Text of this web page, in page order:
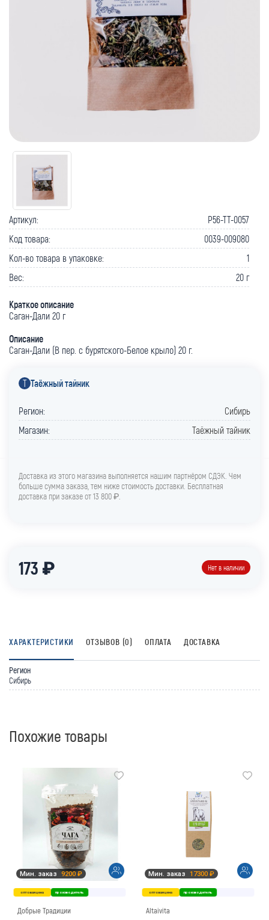
Артикул:
P56-TT-0057
Код товара:
0039-009080
Кол-во товара в упаковке:
1
Вес:
20 г
Краткое описание
Саган-Дали 20 г
Описание
Саган-Дали (В пер. с бурятского-Белое крыло) 20 г.
Т Таёжный тайник
Регион:
Сибирь
Магазин:
Таёжный тайник
Доставка из этого магазина выполняется нашим партнёром СДЭК. Чем
больше сумма заказа, тем ниже стоимость доставки. Бесплатная
доставка при заказе от 13 800 ₽.
173 ₽ Нет в наличии
ХАРАКТЕРИСТИКИ ОТЗЫВОВ (0) ОПЛАТА ДОСТАВКА
Регион
Сибирь
Похожие товары
Мин. заказ 9200 ₽
оптовая цена производитель
Добрые Традиции
Мин. заказ 17300 ₽
оптовая цена производитель
Altaivita